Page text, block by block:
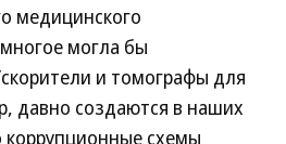
медицинского
могла бы
и томографы для
давно создаются в наших
схемы